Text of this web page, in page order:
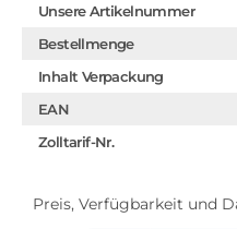
Unsere Artikelnummer
Bestellmenge
Inhalt Verpackung
EAN
Zolltarif-Nr.
Preis, Verfügbarkeit und